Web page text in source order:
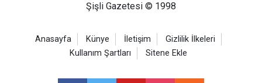
Şişli Gazetesi © 1998
Anasayfa Künye İletişim
Gizlilik İlkeleri
Kullanım Şartları
Sitene Ekle